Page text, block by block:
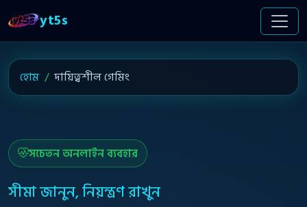
yt5s
হোম দায়িত্বশীল গেমিং
সচেতন অনলাইন ব্যবহার
সীমা জানুন, নিয়ন্ত্রণ রাখুন